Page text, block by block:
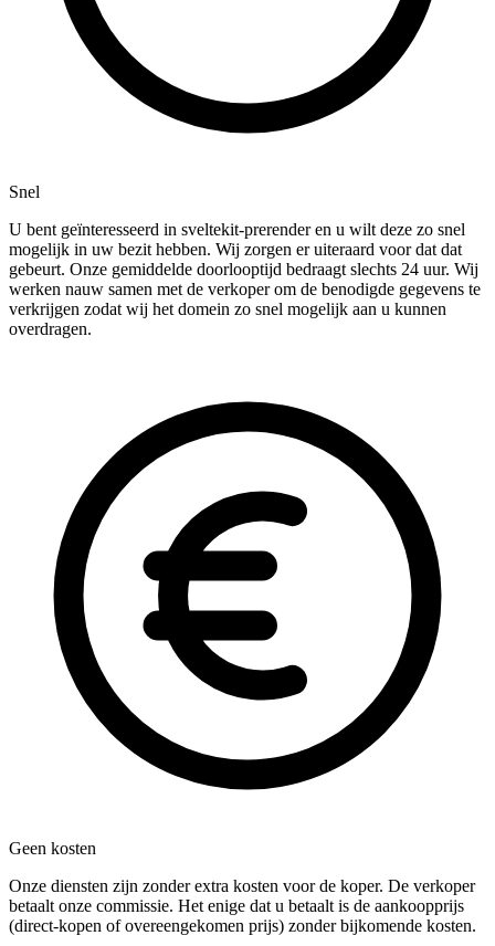
Snel
U bent geïnteresseerd in sveltekit-prerender en u wilt deze zo snel
mogelijk in uw bezit hebben. Wij zorgen er uiteraard voor dat dat
gebeurt. Onze gemiddelde doorlooptijd bedraagt slechts 24 uur. Wij
werken nauw samen met de verkoper om de benodigde gegevens te
verkrijgen zodat wij het domein zo snel mogelijk aan u kunnen
overdragen.
Geen kosten
Onze diensten zijn zonder extra kosten voor de koper. De verkoper
betaalt onze commissie. Het enige dat u betaalt is de aankoopprijs
(direct-kopen of overeengekomen prijs) zonder bijkomende kosten.